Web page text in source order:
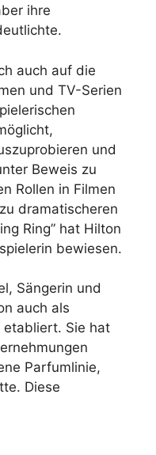
ihre
auch auf die
und TV-Serien
und
Beweis zu
Rollen in Filmen
dramatischeren
Ring” hat Hilton
bewiesen.
Sängerin und
auch als
etabliert. Sie hat
Parfumlinie,
Diese